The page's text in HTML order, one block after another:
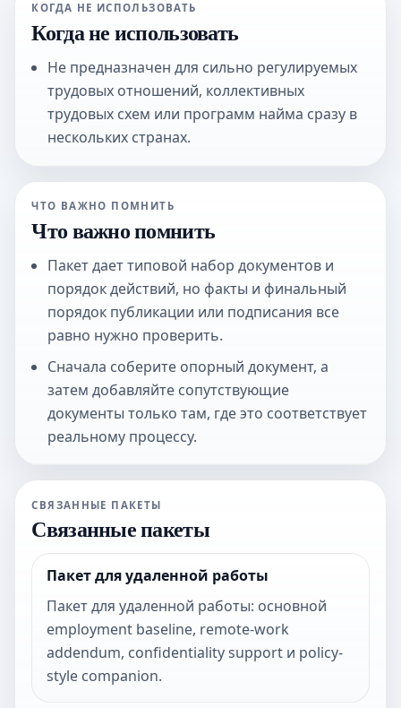
КОГДА НЕ ИСПОЛЬЗОВАТЬ
Когда не использовать
Не предназначен для сильно регулируемых
трудовых отношений, коллективных
трудовых схем или программ найма сразу в
нескольких странах.
ЧТО ВАЖНО ПОМНИТЬ
Что важно помнить
Пакет дает типовой набор документов и
порядок действий, но факты и финальный
порядок публикации или подписания все
равно нужно проверить.
Сначала соберите опорный документ, а
затем добавляйте сопутствующие
документы только там, где это соответствует
реальному процессу.
СВЯЗАННЫЕ ПАКЕТЫ
Связанные пакеты
Пакет для удаленной работы
Пакет для удаленной работы: основной
employment baseline, remote-work
addendum, confidentiality support и policy-
style companion.